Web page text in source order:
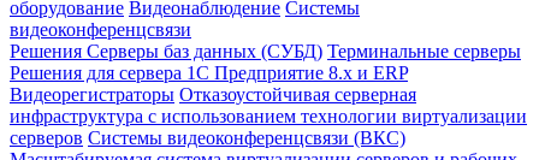
оборудование Видеонаблюдение Системы
видеоконференцсвязи
Решения Серверы баз данных (СУБД) Терминальные серверы
Решения для сервера 1С Предприятие 8.x и ERP
Видеорегистраторы Отказоустойчивая серверная
инфраструктура с использованием технологии виртуализации
серверов Системы видеоконференцсвязи (ВКС)